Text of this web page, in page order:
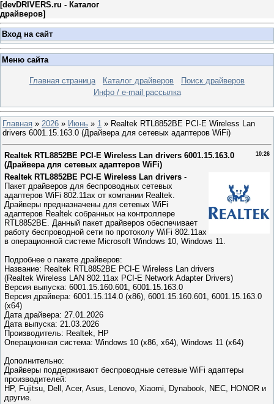
[devDRIVERS.ru - Каталог
драйверов]
Вход на сайт
Меню сайта
Главная страница Каталог драйверов
Поиск драйверов
Инфо / e-mail рассылка
Главная » 2026 » Июнь » 1 » Realtek RTL8852BE PCI-E Wireless Lan
drivers 6001.15.163.0 (Драйвера для сетевых адаптеров WiFi)
10:26
Realtek RTL8852BE PCI-E Wireless Lan drivers 6001.15.163.0
(Драйвера для сетевых адаптеров WiFi)
Realtek RTL8852BE PCI-E Wireless Lan drivers -
Пакет драйверов для беспроводных сетевых
адаптеров WiFi 802.11ax от компании Realtek.
Драйверы предназначены для сетевых WiFi
адаптеров Realtek собранных на контроллере
RTL8852BE. Данный пакет драйверов обеспечивает
работу беспроводной сети по протоколу WiFi 802.11ax
в операционной системе Microsoft Windows 10, Windows 11.
Подробнее о пакете драйверов:
Название: Realtek RTL8852BE PCI-E Wireless Lan drivers
(Realtek Wireless LAN 802.11ax PCI-E Network Adapter Drivers)
Версия выпуска: 6001.15.160.601, 6001.15.163.0
Версия драйвера: 6001.15.114.0 (x86), 6001.15.160.601, 6001.15.163.0
(x64)
Дата драйвера: 27.01.2026
Дата выпуска: 21.03.2026
Производитель: Realtek, HP
Операционная система: Windows 10 (x86, x64), Windows 11 (x64)
Дополнительно:
Драйверы поддерживают беспроводные сетевые WiFi адаптеры
производителей:
HP, Fujitsu, Dell, Acer, Asus, Lenovo, Xiaomi, Dynabook, NEC, HONOR и
другие.